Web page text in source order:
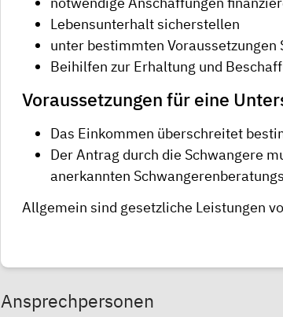
Lebensunterhalt sicherstellen
unter bestimmten
Beihilfen zur Erhaltung und
Voraussetzungen für eine
Das Einkommen überschreitet
Der Antrag durch die Schwangere
anerkannten
Allgemein sind gesetzliche Leistungen
Ansprechpersonen